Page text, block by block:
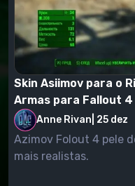
Skin Asiimov para o
Armas para Fallout 4
Anne Rivan 25 dez
Azimov Folout 4 pele
mais realistas.